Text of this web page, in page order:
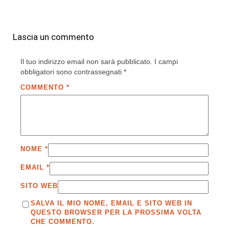
Lascia un commento
Il tuo indirizzo email non sarà pubblicato. I campi
obbligatori sono contrassegnati *
COMMENTO *
NOME *
EMAIL *
SITO WEB
SALVA IL MIO NOME, EMAIL E SITO WEB IN
QUESTO BROWSER PER LA PROSSIMA VOLTA
CHE COMMENTO.